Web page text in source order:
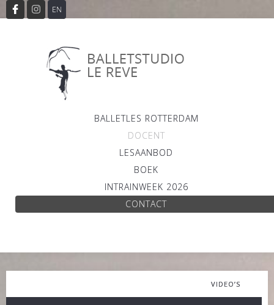
BALLETLES ROTTERDAM
DOCENT
LESAANBOD
BOEK
INTRAINWEEK 2026
CONTACT
VIDEO’S
EN